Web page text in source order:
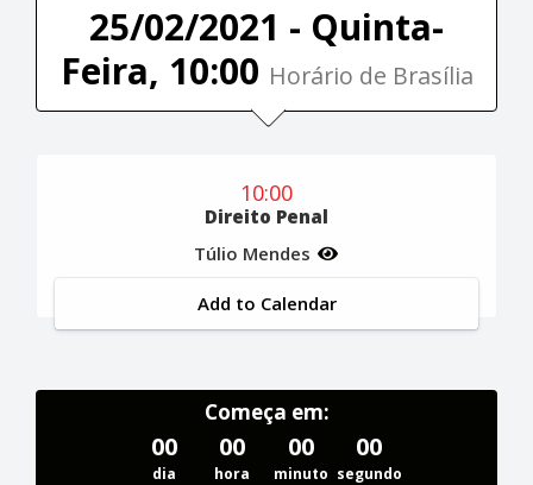
25/02/2021 - Quinta-
Feira, 10:00 Horário de Brasília
10:00
Direito Penal
Túlio Mendes
Add to Calendar
Começa em:
00
dia
00
hora
00
minuto
00
segundo